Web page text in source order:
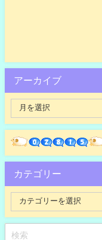
アーカイブ
カテゴリー